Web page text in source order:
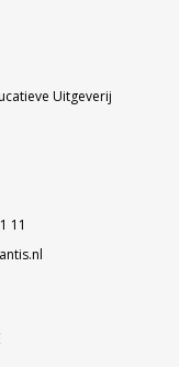
Uitgeverij
11